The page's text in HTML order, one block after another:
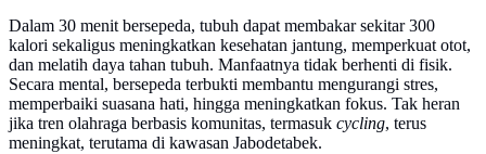
Dalam 30 menit bersepeda, tubuh dapat membakar sekitar 300
kalori sekaligus meningkatkan kesehatan jantung, memperkuat otot,
dan melatih daya tahan tubuh. Manfaatnya tidak berhenti di fisik.
Secara mental, bersepeda terbukti membantu mengurangi stres,
memperbaiki suasana hati, hingga meningkatkan fokus. Tak heran
jika tren olahraga berbasis komunitas, termasuk cycling, terus
meningkat, terutama di kawasan Jabodetabek.